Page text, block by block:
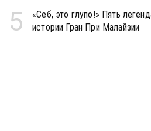
5
«Себ, это глупо!» Пять
истории Гран При Малайзии